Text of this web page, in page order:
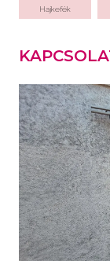
Hajkefék